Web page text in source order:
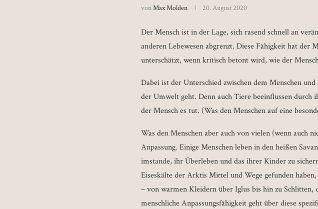
vonMax Molden 20. August 2020
Der Mensch ist in der Lage, sich rasend schnell an
anderen Lebewesen abgrenzt. Diese Fähigkeit hat der
unterschätzt, wenn kritisch betont wird, wie der
Dabei ist der Unterschied zwischen dem Menschen
der Umwelt geht. Denn auch Tiere beeinflussen
der Mensch es tut. (Was den Menschen auf eine
Was den Menschen aber auch von vielen (wenn auch
Anpassung. Einige Menschen leben in den heißen
imstande, ihr Überleben und das ihrer Kinder zu
Eiseskälte der Arktis Mittel und Wege gefunden
– von warmen Kleidern über Iglus bis hin zu Schlitten,
menschliche Anpassungsfähigkeit geht über diese